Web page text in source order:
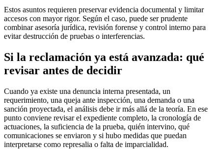
Estos asuntos requieren preservar evidencia documental y limitar
accesos con mayor rigor. Según el caso, puede ser prudente
combinar asesoría jurídica, revisión forense y control interno para
evitar destrucción de pruebas o interferencias.
Si la reclamación ya está avanzada: qué
revisar antes de decidir
Cuando ya existe una denuncia interna presentada, un
requerimiento, una queja ante inspección, una demanda o una
sanción proyectada, el análisis debe ir más allá de la teoría. En ese
punto conviene revisar el expediente completo, la cronología de
actuaciones, la suficiencia de la prueba, quién intervino, qué
comunicaciones se enviaron y si hubo medidas que puedan
interpretarse como represalia o falta de imparcialidad.